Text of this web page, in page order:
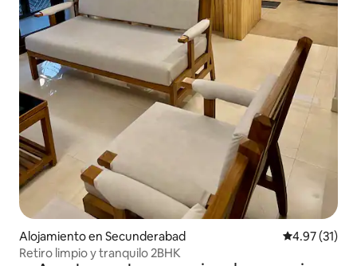
Alojamiento en Secunderabad Calificación
4.97 (31)
Retiro limpio y tranquilo 2BHK